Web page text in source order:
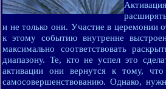
и не только они. Участие в церемонии
к этому событию внутренне
максимально соответствовать
диапазону. Те, кто не успел это
активации они вернутся к тому,
самосовершенствованию. Однако,